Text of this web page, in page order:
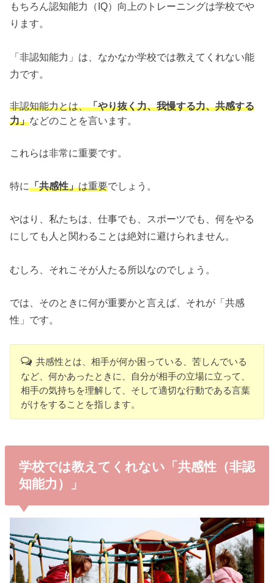
もちろん認知能力（IQ）向上のトレーニングは学校でや
ります。
「非認知能力」は、なかなか学校では教えてくれない能
力です。
非認知能力とは、「やり抜く力、我慢する力、共感する
力」などのことを言います。
これらは非常に重要です。
特に「共感性」は重要でしょう。
やはり、私たちは、仕事でも、スポーツでも、何をやる
にしても人と関わることは絶対に避けられません。
むしろ、それこそが人たる所以なのでしょう。
では、そのときに何が重要かと言えば、それが「共感
性」です。
共感性とは、相手が何か困っている、苦しんでいる
など、何かあったときに、自分が相手の立場に立って、
相手の気持ちを理解して、そして適切な行動である言葉
がけをすることを指します。
学校では教えてくれない「共感性（非認
知能力）」